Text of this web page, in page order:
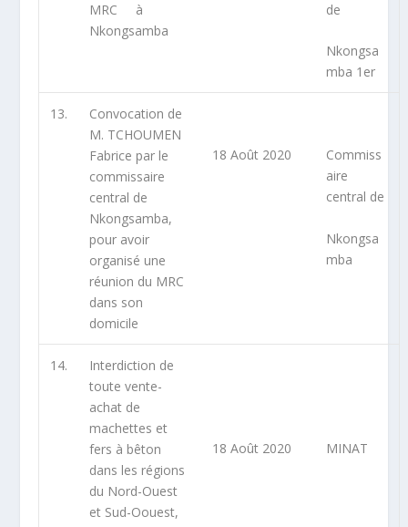
MRC à
Nkongsamba
de
Nkongsa
mba 1 er
13.
Convocation de
M. TCHOUMEN
Fabrice par le
commissaire
central de
Nkongsamba,
pour avoir
organisé une
réunion du MRC
dans son
domicile
18 Août 2020
Commiss
aire
central de
Nkongsa
mba
14.
Interdiction de
toute vente-
achat de
machettes et
fers à bêton
dans les régions
du Nord-Ouest
et Sud-Oouest,
18 Août 2020 MINAT